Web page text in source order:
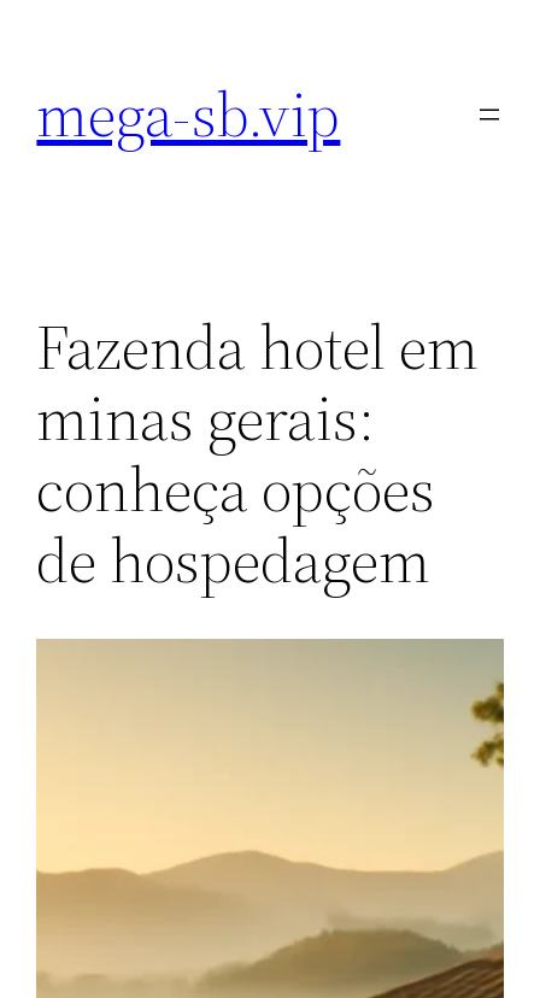
conteúdo
mega-sb.vip
Fazenda hotel em
minas gerais:
conheça opções
de hospedagem